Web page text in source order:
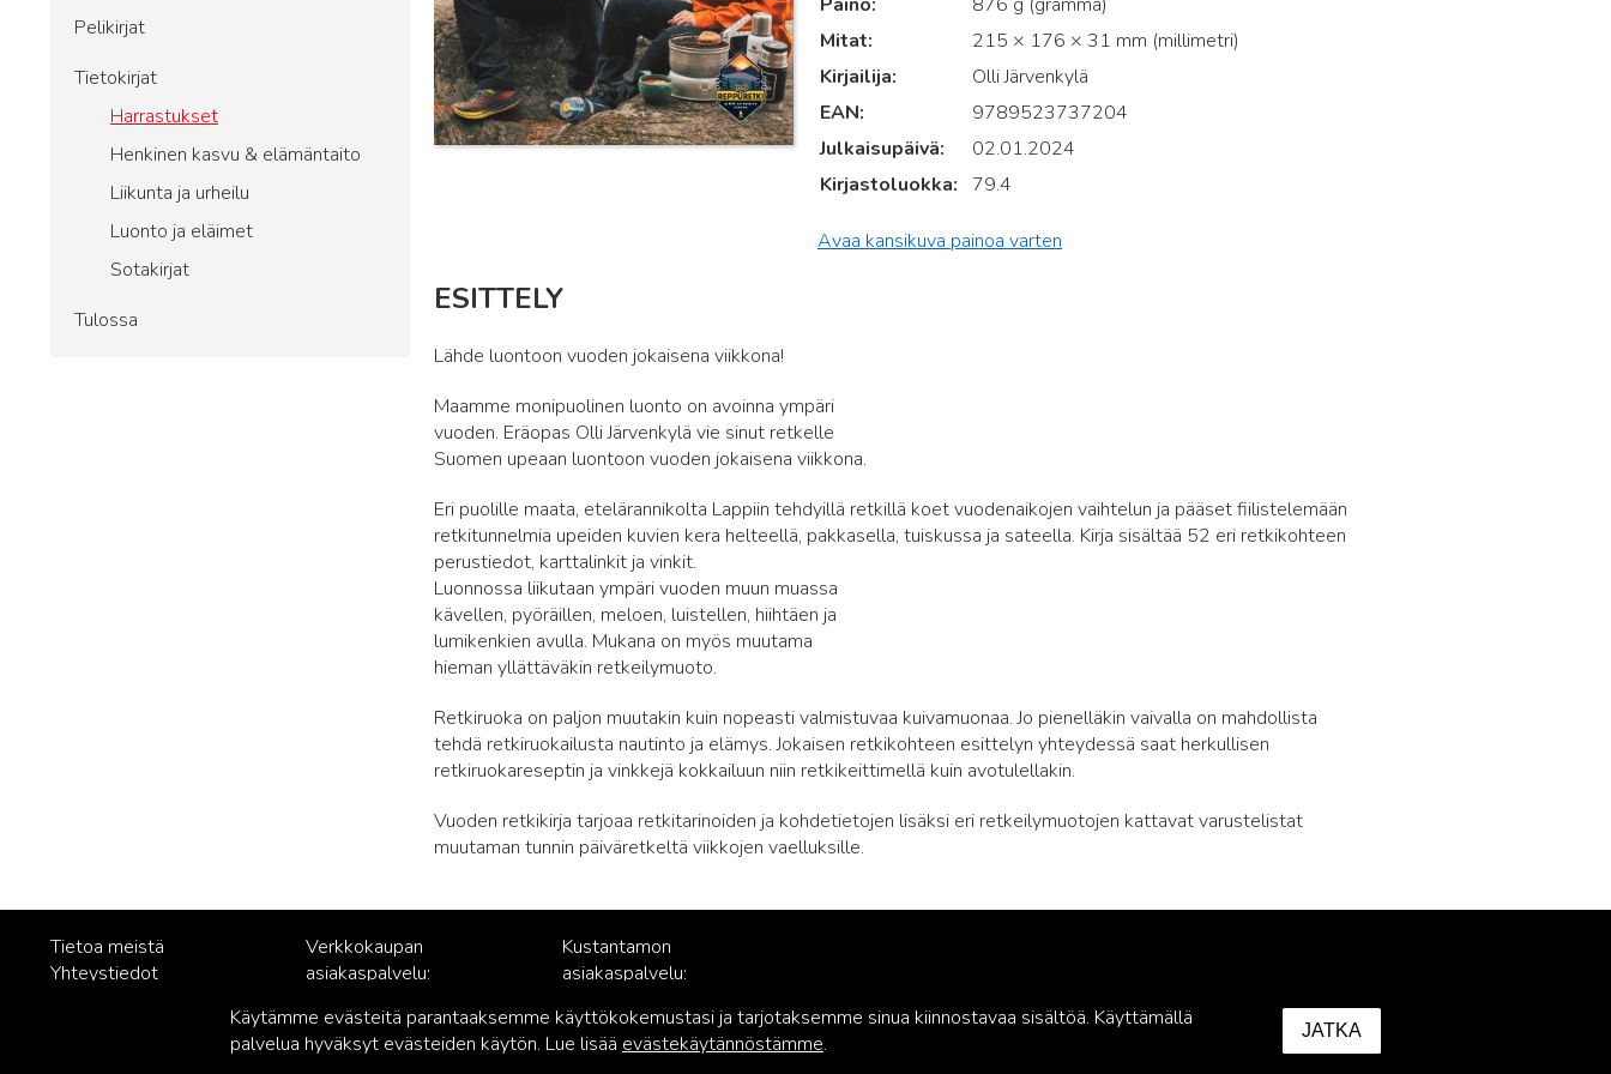
Pelikirjat
Tietokirjat
Harrastukset
Henkinen kasvu & elämäntaito
Liikunta ja urheilu
Luonto ja eläimet
Sotakirjat
Tulossa
Mitat
215 × 176 × 31 mm (millimetri)
Kirjailija
Olli Järvenkylä
EAN
9789523737204
Julkaisupäivä
02.01.2024
Kirjastoluokka
79.4
Avaa kansikuva painoa varten
ESITTELY
Lähde luontoon vuoden jokaisena viikkona!
Maamme monipuolinen luonto on avoinna ympäri
vuoden. Eräopas Olli Järvenkylä vie sinut retkelle
Suomen upeaan luontoon vuoden jokaisena viikkona.
Eri puolille maata, etelärannikolta Lappiin tehdyillä retkillä koet vuodenaikojen vaihtelun ja pääset fiilistelemään
retkitunnelmia upeiden kuvien kera helteellä, pakkasella, tuiskussa ja sateella. Kirja sisältää 52 eri retkikohteen
perustiedot, karttalinkit ja vinkit.
Luonnossa liikutaan ympäri vuoden muun muassa
kävellen, pyöräillen, meloen, luistellen, hiihtäen ja
lumikenkien avulla. Mukana on myös muutama
hieman yllättäväkin retkeilymuoto.
Retkiruoka on paljon muutakin kuin nopeasti valmistuvaa kuivamuonaa. Jo pienelläkin vaivalla on mahdollista
tehdä retkiruokailusta nautinto ja elämys. Jokaisen retkikohteen esittelyn yhteydessä saat herkullisen
retkiruokareseptin ja vinkkejä kokkailuun niin retkikeittimellä kuin avotulellakin.
Vuoden retkikirja tarjoaa retkitarinoiden ja kohdetietojen lisäksi eri retkeilymuotojen kattavat varustelistat
muutaman tunnin päiväretkeltä viikkojen vaelluksille.
Tietoa meistä
Yhteystiedot
Verkkokaupan
asiakaspalvelu:
Kustantamon
asiakaspalvelu:
Käytämme evästeitä parantaaksemme käyttökokemustasi ja tarjotaksemme sinua kiinnostavaa sisältöä. Käyttämällä
palvelua hyväksyt evästeiden käytön. Lue lisää evästekäytännöstämme.
JATKA